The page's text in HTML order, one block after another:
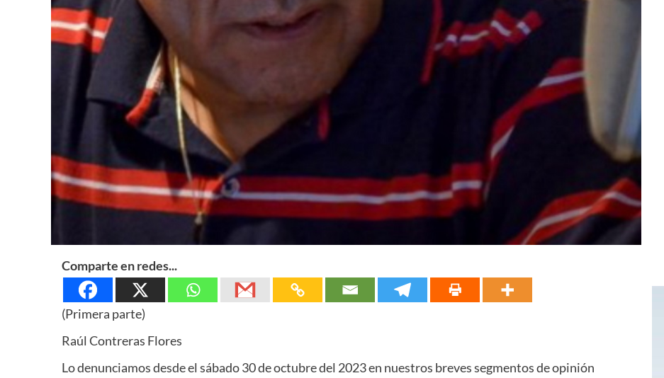
Comparte en redes...
(Primera parte)
Raúl Contreras Flores
Lo denunciamos desde el sábado 30 de octubre del 2023 en nuestros breves segmentos de opinión